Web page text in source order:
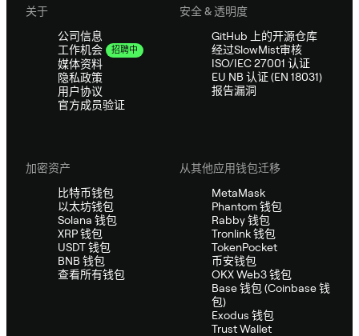
关于
公司信息
工作机会
招聘中
媒体资料
隐私政策
用户协议
官方成员验证
安全 & 透明度
GitHub 上的开源仓库
经过SlowMist审核
ISO/IEC 27001 认证
EU NB 认证 (EN 18031)
报告漏洞
加密资产
比特币钱包
以太坊钱包
Solana 钱包
XRP 钱包
USDT 钱包
BNB 钱包
查看所有钱包
从其他应用钱包迁移
MetaMask
Phantom 钱包
Rabby 钱包
Tronlink 钱包
TokenPocket
币安钱包
OKX Web3 钱包
Base 钱包 (Coinbase 钱
包)
Exodus 钱包
Trust Wallet